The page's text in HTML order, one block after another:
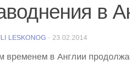
в
LESKONOG · 23.02.2014
временем в Англии